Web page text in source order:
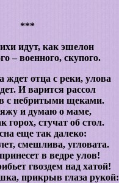
***
идут, как эшелон
– военного, скупого.
ждет отца с реки, улова
И варится рассол
с небритыми щеками.
и думаю о маме,
горох, стучат об стол.
еще так далеко:
смешлива, угловата.
в ведре улов!
гвоздем над хатой!
прикрыв глаза рукой: